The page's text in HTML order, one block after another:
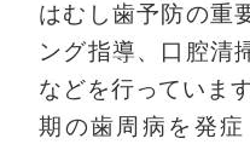
はむし歯予防の重
ング指導、口腔清
などを行っていま
期の歯周病を発